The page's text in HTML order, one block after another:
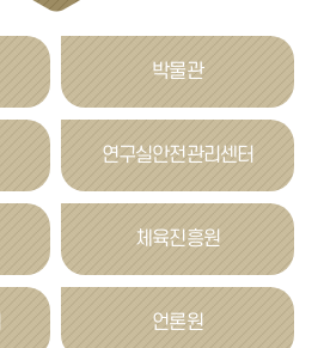
박물관
연구실안전관리센터
체육진흥원
언론원